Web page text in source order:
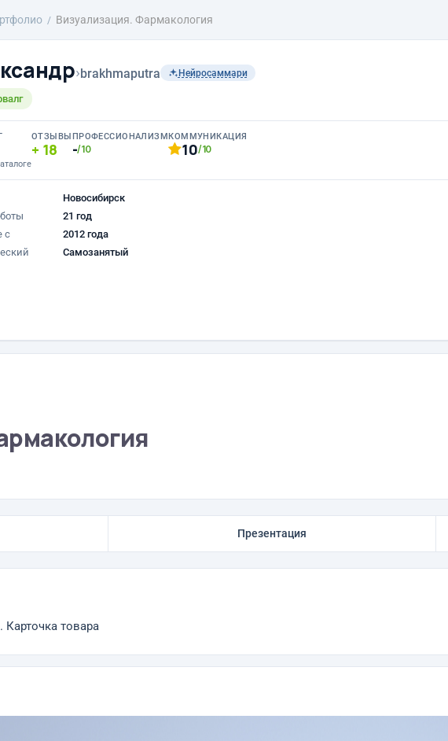
Визуализация. Фармакология
›brakhmaputra Нейросаммари
ОТЗЫВЫ
18
ПРОФЕССИОНАЛИЗМ
-/10
КОММУНИКАЦИЯ
10/10
Новосибирск
21 год
с
2012 года
Самозанятый
Презентация
Карточка товара